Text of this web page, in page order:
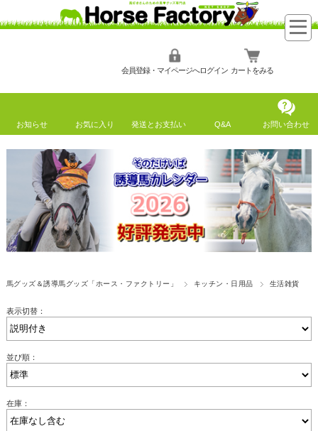
会員登録・マイページへログイン カートをみる
お知らせ お気に入り 発送とお支払い Q&A お問い合わせ
馬グッズ＆誘導馬グッズ「ホース・ファクトリー」 キッチン・日用品 生活雑貨
表示切替：
並び順：
在庫：